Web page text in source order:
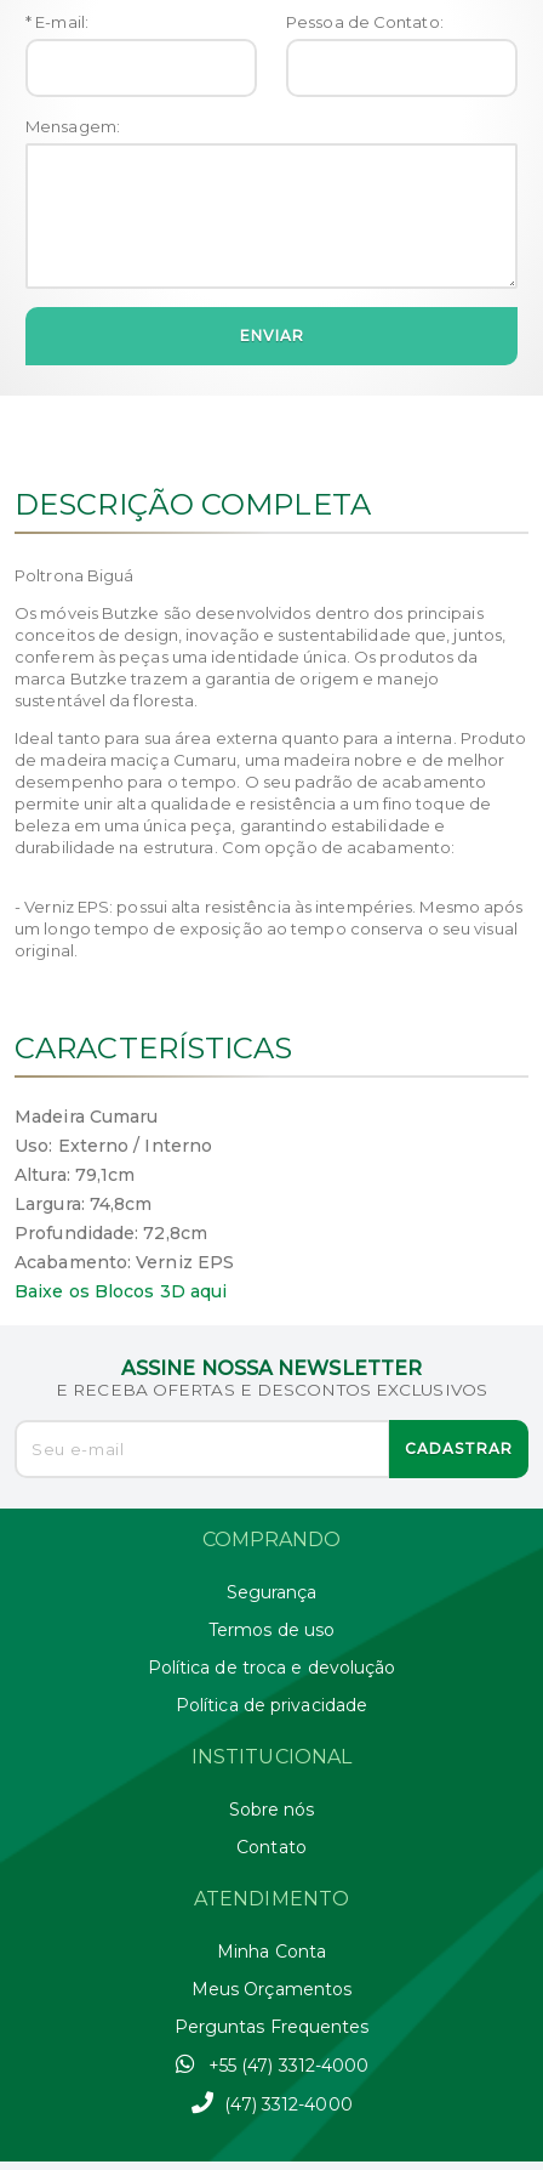
* E-mail: Pessoa de Contato:
Mensagem:
ENVIAR
DESCRIÇÃO COMPLETA
Poltrona Biguá
Os móveis Butzke são desenvolvidos dentro dos principais
conceitos de design, inovação e sustentabilidade que, juntos,
conferem às peças uma identidade única. Os produtos da
marca Butzke trazem a garantia de origem e manejo
sustentável da floresta.
Ideal tanto para sua área externa quanto para a interna. Produto
de madeira maciça Cumaru, uma madeira nobre e de melhor
desempenho para o tempo. O seu padrão de acabamento
permite unir alta qualidade e resistência a um fino toque de
beleza em uma única peça, garantindo estabilidade e
durabilidade na estrutura. Com opção de acabamento:
- Verniz EPS: possui alta resistência às intempéries. Mesmo após
um longo tempo de exposição ao tempo conserva o seu visual
original.
CARACTERÍSTICAS
Madeira Cumaru
Uso: Externo / Interno
Altura: 79,1cm
Largura: 74,8cm
Profundidade: 72,8cm
Acabamento: Verniz EPS
Baixe os Blocos 3D aqui
ASSINE NOSSA NEWSLETTER
E RECEBA OFERTAS E DESCONTOS EXCLUSIVOS
CADASTRAR
COMPRANDO
Segurança
Termos de uso
Política de troca e devolução
Política de privacidade
INSTITUCIONAL
Sobre nós
Contato
ATENDIMENTO
Minha Conta
Meus Orçamentos
Perguntas Frequentes
+55 (47) 3312-4000
(47) 3312-4000